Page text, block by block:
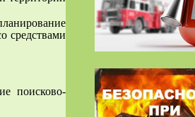
средствами
поисково-